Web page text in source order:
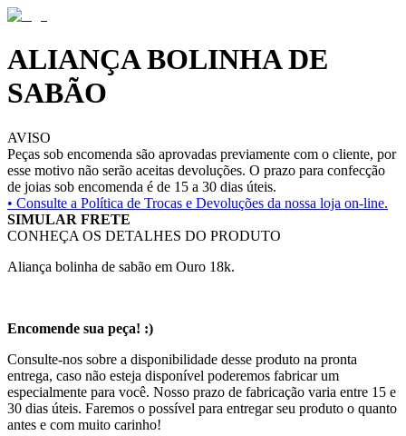
ALIANÇA BOLINHA DE
SABÃO
AVISO
Peças sob encomenda são aprovadas previamente com o cliente, por
esse motivo não serão aceitas devoluções. O prazo para confecção
de joias sob encomenda é de 15 a 30 dias úteis.
• Consulte a Política de Trocas e Devoluções da nossa loja on-line.
SIMULAR FRETE
CONHEÇA OS DETALHES DO PRODUTO
Aliança bolinha de sabão em Ouro 18k.
Encomende sua peça! :)
Consulte-nos sobre a disponibilidade desse produto na pronta
entrega, caso não esteja disponível poderemos fabricar um
especialmente para você. Nosso prazo de fabricação varia entre 15 e
30 dias úteis. Faremos o possível para entregar seu produto o quanto
antes e com muito carinho!